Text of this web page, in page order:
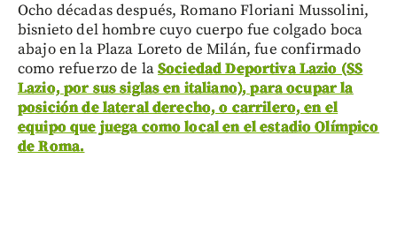
Ocho décadas después, Romano Floriani Mussolini,
bisnieto del hombre cuyo cuerpo fue colgado boca
abajo en la Plaza Loreto de Milán, fue confirmado
como refuerzo de laSociedad Deportiva Lazio (SS
Lazio, por sus siglas en italiano), para ocupar la
posición de lateral derecho, o carrilero, en el
equipo que juega como local en el estadio Olímpico
de Roma.